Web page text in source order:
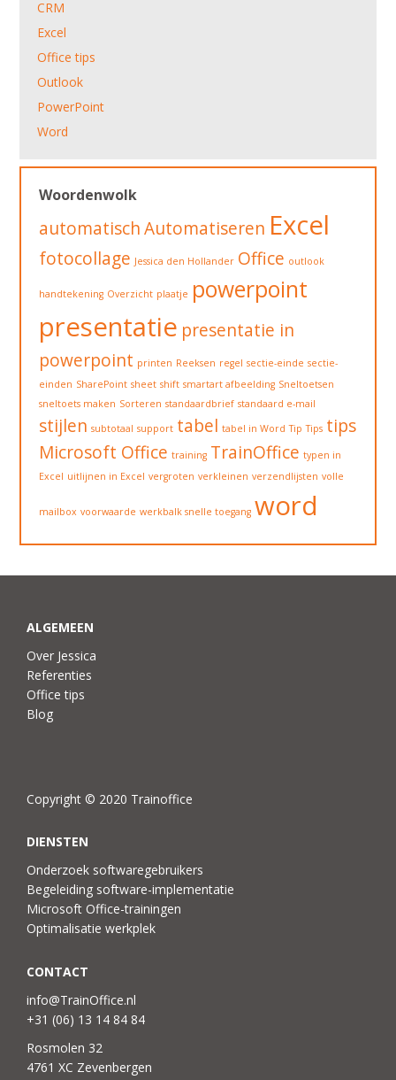
CRM
Excel
Office tips
Outlook
PowerPoint
Word
Woordenwolk
automatisch Automatiseren Excel
fotocollage Jessica den Hollander Office outlook
handtekening Overzicht plaatje powerpoint
presentatie presentatie in
powerpoint printen Reeksen regel sectie-einde sectie-
einden SharePoint sheet shift smartart afbeelding Sneltoetsen
sneltoets maken Sorteren standaardbrief standaard e-mail
stijlen subtotaal support tabel tabel in Word Tip Tips tips
Microsoft Office training TrainOffice typen in
Excel uitlijnen in Excel vergroten verkleinen verzendlijsten volle
mailbox voorwaarde werkbalk snelle toegang word
ALGEMEEN
Over Jessica
Referenties
Office tips
Blog
Copyright © 2020 Trainoffice
DIENSTEN
Onderzoek softwaregebruikers
Begeleiding software-implementatie
Microsoft Office-trainingen
Optimalisatie werkplek
CONTACT
info@TrainOffice.nl
+31 (06) 13 14 84 84
Rosmolen 32
4761 XC Zevenbergen